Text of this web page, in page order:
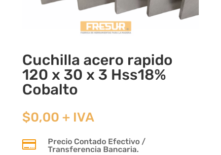
Cuchilla acero rapido
120 x 30 x 3 Hss18%
Cobalto
$0,00 + IVA

Precio Contado Efectivo /
Transferencia Bancaria.